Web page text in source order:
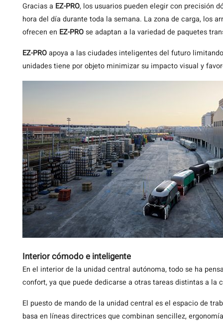
Gracias a EZ-PRO, los usuarios pueden elegir con precisión
hora del día durante toda la semana. La zona de carga, los
ofrecen en EZ-PROse adaptan a la variedad de paquetes
EZ-PROapoya a las ciudades inteligentes del futuro
unidades tiene por objeto minimizar su impacto visual y
Interior cómodo e inteligente
En el interior de la unidad central autónoma, todo se ha
confort, ya que puede dedicarse a otras tareas distintas a la
El puesto de mando de la unidad central es el espacio de
basa en líneas directrices que combinan sencillez,